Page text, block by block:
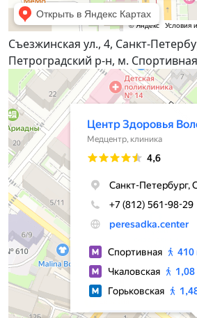
Съезжинская ул., 4, Санкт-
Петроградский р-н, м.
Центр Здоровья Волос
Медцентр, клиника в Санкт‑Петербурге